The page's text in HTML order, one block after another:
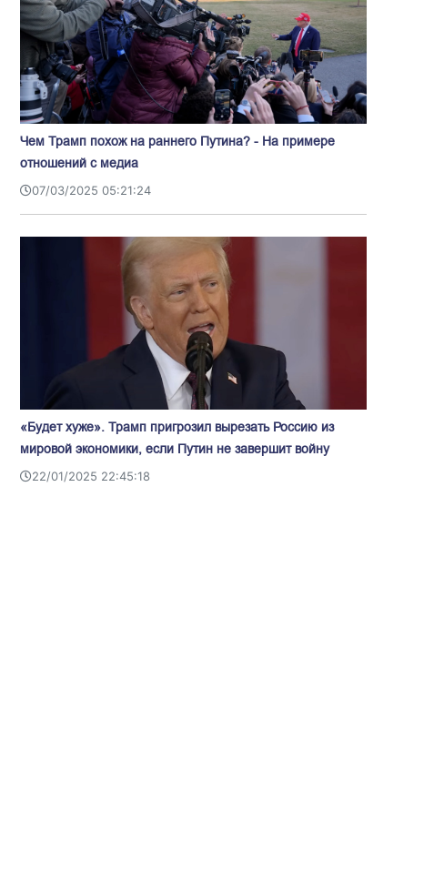
Чем Трамп похож на раннего Путина? - На примере
отношений с медиа
07/03/2025 05:21:24
«Будет хуже». Трамп пригрозил вырезать Россию из
мировой экономики, если Путин не завершит войну
22/01/2025 22:45:18